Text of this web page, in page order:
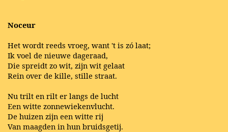
Noceur
Het wordt reeds vroeg, want 't is zó laat;
Ik voel de nieuwe dageraad,
Die spreidt zo wit, zijn wit gelaat
Rein over de kille, stille straat.
Nu trilt en rilt er langs de lucht
Een witte zonnewiekenvlucht.
De huizen zijn een witte rij
Van maagden in hun bruidsgetij.